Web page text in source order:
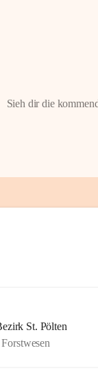
Sieh dir die
St. Pölten